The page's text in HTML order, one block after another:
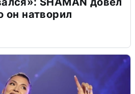
он натворил